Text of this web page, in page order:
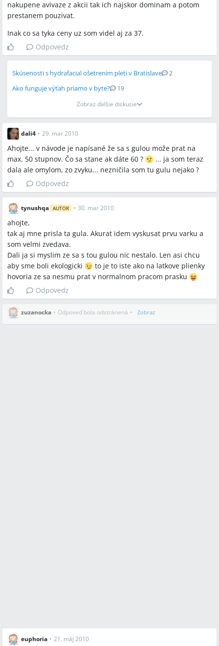
nakupene avivaze z akcii tak ich najskor dominam a potom
prestanem pouzivat.
Inak co sa tyka ceny uz som videl aj za 37.
Odpovedz
Skúsenosti s hydrafacial ošetrením pleti v Bratislave 2
Ako funguje výťah priamo v byte?
19
Zobraz ďalšie diskusie
dali4 • 29. mar 2010
Ahojte... v návode je napísané že sa s gulou može prat na
max. 50 stupnov. Čo sa stane ak dáte 60 ?
... ja som teraz
dala ale omylom, zo zvyku... nezničila som tu gulu nejako ?
Odpovedz
tynushqa AUTOR • 30. mar 2010
ahojte,
tak aj mne prisla ta gula. Akurat idem vyskusat prvu varku a
som velmi zvedava.
Dali ja si myslim ze sa s tou gulou nic nestalo. Len asi chcu
aby sme boli ekologicki
to je to iste ako na latkove plienky
hovoria ze sa nesmu prat v normalnom pracom prasku
Odpovedz
zuzanocka • Odpoveď bola odstránená • Zobraz
euphoria • 21. máj 2010